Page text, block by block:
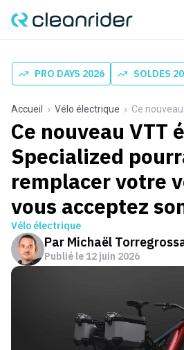
PRO DAYS 2026 SOLDES
Accueil Vélo électrique Ce nouveau VTT électrique
Ce nouveau VTT
Specialized
remplacer votre
vous acceptez
Vélo électrique
Par Michaël
Publié le12 juin 2026